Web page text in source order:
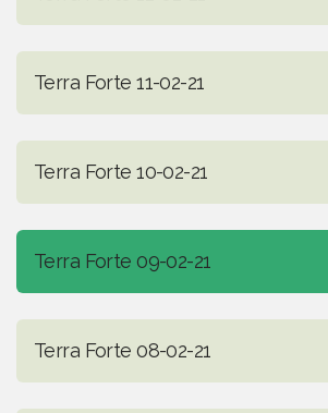
Terra Forte 11-02-21
Terra Forte 10-02-21
Terra Forte 09-02-21
Terra Forte 08-02-21